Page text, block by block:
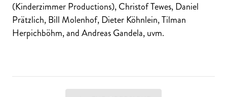
(Kinderzimmer Productions), Christof Tewes, Daniel
Prätzlich, Bill Molenhof, Dieter Köhnlein, Tilman
Herpichböhm, and Andreas Gandela, uvm.